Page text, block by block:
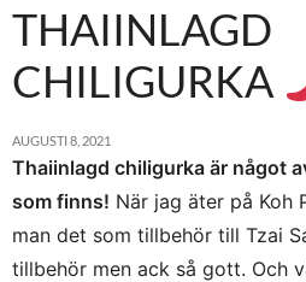
THAIINLAGD
CHILIGURKA
AUGUSTI 8, 2021
Thaiinlagd chiligurka är något
som finns! När jag äter på Koh
man det som tillbehör till Tzai
tillbehör men ack så gott. Och